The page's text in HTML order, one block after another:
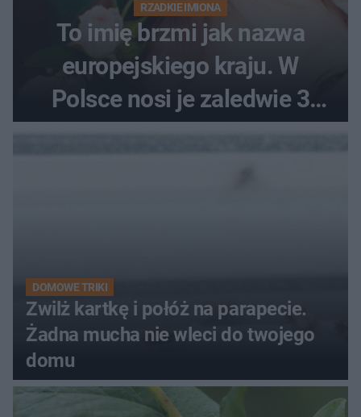
RZADKIE IMIONA
To imię brzmi jak nazwa
europejskiego kraju. W
Polsce nosi je zaledwie 3
DOMOWE TRIKI
Zwilż kartkę i połóż na parapecie.
Żadna mucha nie wleci do twojego
domu